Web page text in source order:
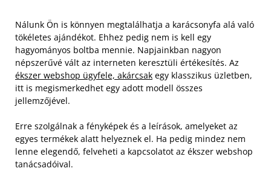
Nálunk Ön is könnyen megtalálhatja a karácsonyfa alá való
tökéletes ajándékot. Ehhez pedig nem is kell egy
hagyományos boltba mennie. Napjainkban nagyon
népszerűvé vált az interneten keresztüli értékesítés. Az
ékszer webshop ügyfele, akárcsak egy klasszikus üzletben,
itt is megismerkedhet egy adott modell összes
jellemzőjével.
Erre szolgálnak a fényképek és a leírások, amelyeket az
egyes termékek alatt helyeznek el. Ha pedig mindez nem
lenne elegendő, felveheti a kapcsolatot az ékszer webshop
tanácsadóival.